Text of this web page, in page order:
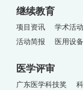
继续教育
项目资讯 学术活动
活动简报
医用设
医学评审
广东医学科技奖